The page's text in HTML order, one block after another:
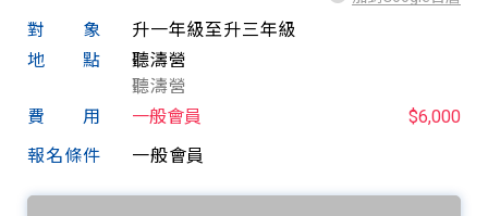
對象
升一年級至升三年級
地點
聽濤營
聽濤營
費用
一般會員
$6,000
報名條件
一般會員